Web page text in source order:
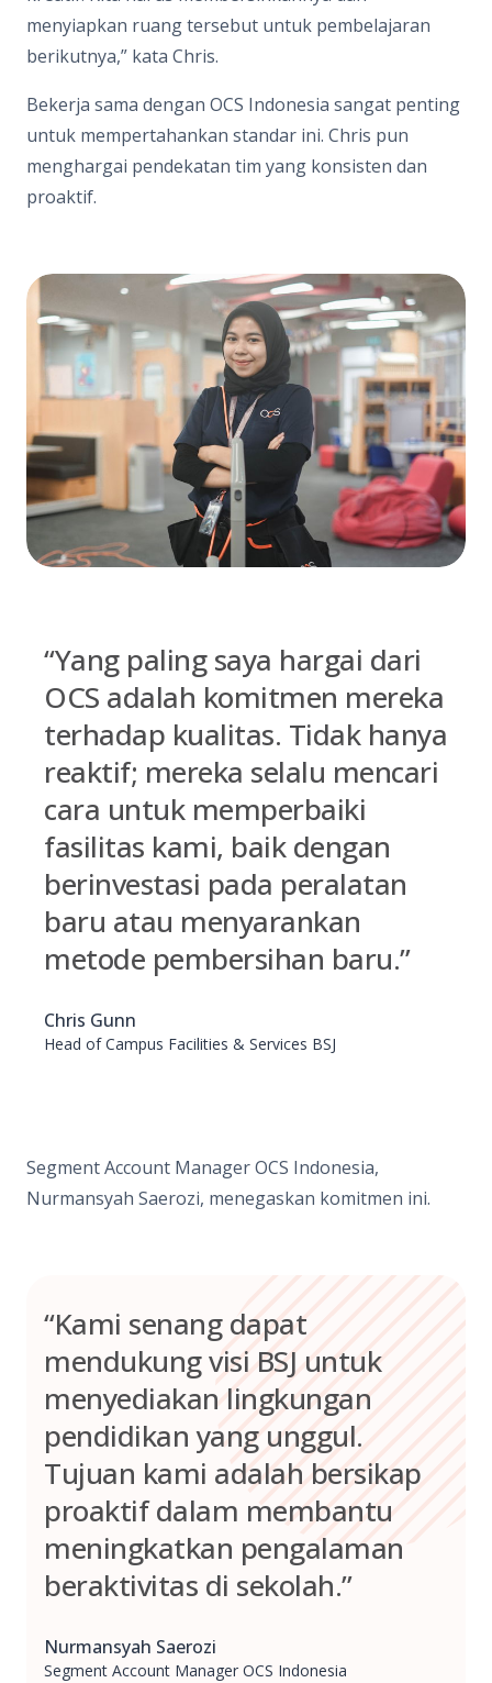
menyiapkan ruang tersebut untuk pembelajaran
berikutnya,” kata Chris.
Bekerja sama dengan OCS Indonesia sangat penting
untuk mempertahankan standar ini. Chris pun
menghargai pendekatan tim yang konsisten dan
proaktif.
“Yang paling saya hargai dari
OCS adalah komitmen mereka
terhadap kualitas. Tidak hanya
reaktif; mereka selalu mencari
cara untuk memperbaiki
fasilitas kami, baik dengan
berinvestasi pada peralatan
baru atau menyarankan
metode pembersihan baru.”
Chris Gunn
Head of Campus Facilities & Services BSJ
Segment Account Manager OCS Indonesia,
Nurmansyah Saerozi, menegaskan komitmen ini.
“Kami senang dapat
mendukung visi BSJ untuk
menyediakan lingkungan
pendidikan yang unggul.
Tujuan kami adalah bersikap
proaktif dalam membantu
meningkatkan pengalaman
beraktivitas di sekolah.”
Nurmansyah Saerozi
Segment Account Manager OCS Indonesia